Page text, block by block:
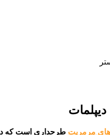
مرمریت طرحداری است که